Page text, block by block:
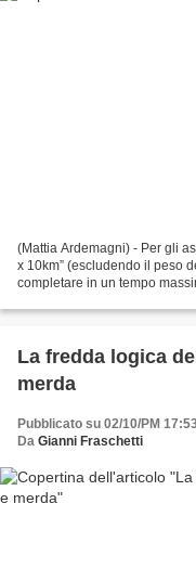
(Mattia Ardemagni) - Per gli
x 10km” (escludendo il peso
completare in un tempo
La fredda logica
merda
Pubblicato su 02/10/PM
Da Gianni Fraschetti